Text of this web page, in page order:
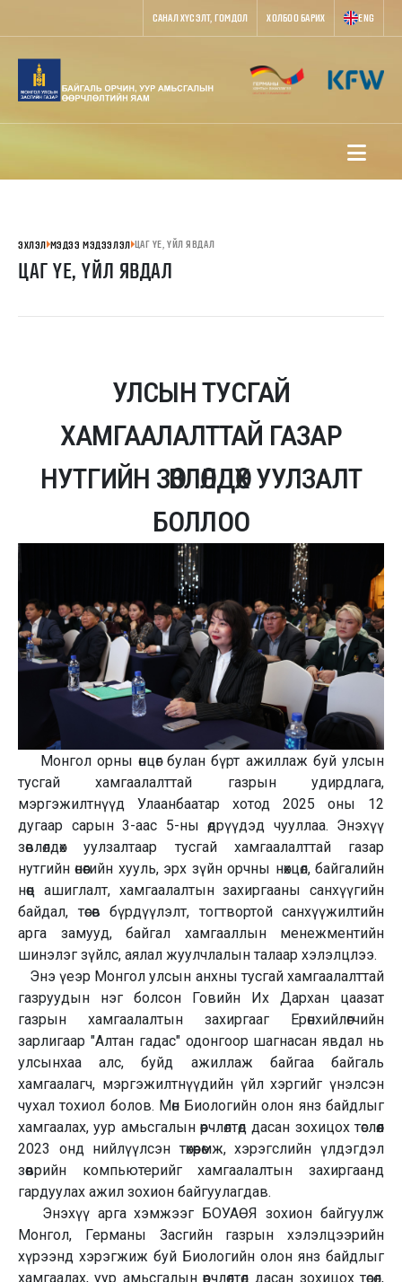
САНАЛ ХҮСЭЛТ, ГОМДОЛ ХОЛБОО БАРИХ ENG
ЭХЛЭЛ МЭДЭЭ МЭДЭЭЛЭЛ ЦАГ ҮЕ, ҮЙЛ ЯВДАЛ
ЦАГ ҮЕ, ҮЙЛ ЯВДАЛ
УЛСЫН ТУСГАЙ
ХАМГААЛАЛТТАЙ ГАЗАР
НУТГИЙН ЗӨВЛӨЛДӨХ УУЛЗАЛТ
БОЛЛОО
Монгол орны өнцөг булан бүрт ажиллаж буй улсын
тусгай хамгаалалттай газрын удирдлага,
мэргэжилтнүүд Улаанбаатар хотод 2025 оны 12
дугаар сарын 3-аас 5-ны өдрүүдэд чууллаа. Энэхүү
зөвлөлдөх уулзалтаар тусгай хамгаалалттай газар
нутгийн өнөөгийн хууль, эрх зүйн орчны нөхцөл, байгалийн
нөөц ашиглалт, хамгаалалтын захиргааны санхүүгийн
байдал, төсөв бүрдүүлэлт, тогтвортой санхүүжилтийн
арга замууд, байгал хамгааллын менежментийн
шинэлэг зүйлс, аялал жуулчлалын талаар хэлэлцлээ.
Энэ үеэр Монгол улсын анхны тусгай хамгаалалттай
газруудын нэг болсон Говийн Их Дархан цаазат
газрын хамгаалалтын захиргааг Ерөнхийлөгчийн
зарлигаар "Алтан гадас" одонгоор шагнасан явдал нь
улсынхаа алс, буйд ажиллаж байгаа байгаль
хамгаалагч, мэргэжилтнүүдийн үйл хэргийг үнэлсэн
чухал тохиол болов. Мөн Биологийн олон янз байдлыг
хамгаалах, уур амьсгалын өөрчлөлтөд дасан зохицох төслөөл
2023 онд нийлүүлсэн төхөөрөмж, хэрэгслийн үлдэгдэл
зөөврийн компьютерийг хамгаалалтын захиргаанд
гардуулах ажил зохион байгуулагдав.
Энэхүү арга хэмжээг БОУАӨЯ зохион байгуулж
Монгол, Германы Засгийн газрын хэлэлцээрийн
хүрээнд хэрэгжиж буй Биологийн олон янз байдлыг
хамгаалах, уур амьсгалын өөрчлөлтөд дасан зохицох төсөл,